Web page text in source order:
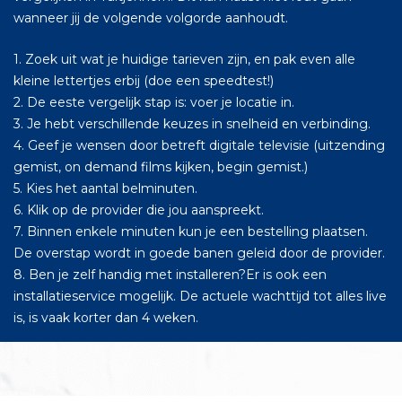
wanneer jij de volgende volgorde aanhoudt.
1. Zoek uit wat je huidige tarieven zijn, en pak even alle
kleine lettertjes erbij (doe een speedtest!)
2. De eeste vergelijk stap is: voer je locatie in.
3. Je hebt verschillende keuzes in snelheid en verbinding.
4. Geef je wensen door betreft digitale televisie (uitzending
gemist, on demand films kijken, begin gemist.)
5. Kies het aantal belminuten.
6. Klik op de provider die jou aanspreekt.
7. Binnen enkele minuten kun je een bestelling plaatsen.
De overstap wordt in goede banen geleid door de provider.
8. Ben je zelf handig met installeren?Er is ook een
installatieservice mogelijk. De actuele wachttijd tot alles live
is, is vaak korter dan 4 weken.